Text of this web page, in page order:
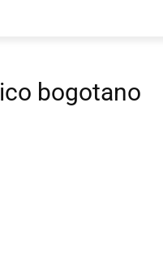
bogotano